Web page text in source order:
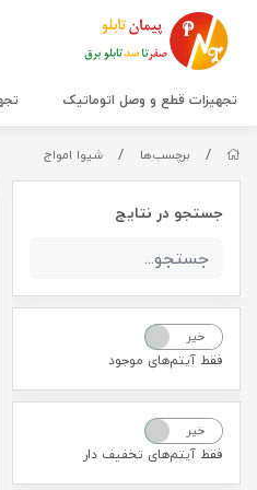
تجهیزات قطع و وصل اتوماتیک
/ برچسب‌ها / شیوا امواج
جستجو در نتایج
خیر
فقط آیتم‌های موجود
خیر
فقط آیتم‌های تخفیف دار